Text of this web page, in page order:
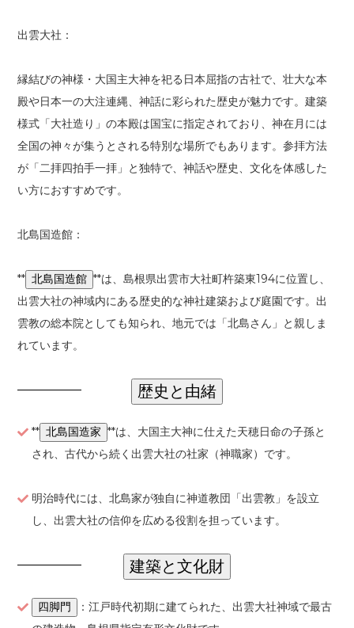
出雲大社：
縁結びの神様・大国主大神を祀る日本屈指の古社で、壮大な本
殿や日本一の大注連縄、神話に彩られた歴史が魅力です。建築
様式「大社造り」の本殿は国宝に指定されており、神在月には
全国の神々が集うとされる特別な場所でもあります。参拝方法
が「二拝四拍手一拝」と独特で、神話や歴史、文化を体感した
い方におすすめです。
北島国造館：
** 北島国造館 **は、島根県出雲市大社町杵築東194に位置し、
出雲大社の神域内にある歴史的な神社建築および庭園です。出
雲教の総本院としても知られ、地元では「北島さん」と親しま
れています。
歴史と由緒
** 北島国造家 **は、大国主大神に仕えた天穂日命の子孫と
され、古代から続く出雲大社の社家（神職家）です。
明治時代には、北島家が独自に神道教団「出雲教」を設立
し、出雲大社の信仰を広める役割を担っています。
建築と文化財
四脚門
：江戸時代初期に建てられた、出雲大社神域で最古